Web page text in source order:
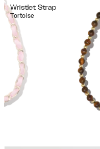
Wristlet Strap
Tortoise